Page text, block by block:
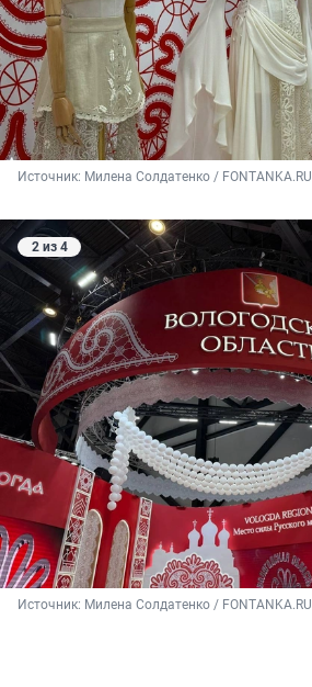
Источник: Милена Солдатенко / FONTANKA.RU
2 из 4
Источник: Милена Солдатенко / FONTANKA.RU